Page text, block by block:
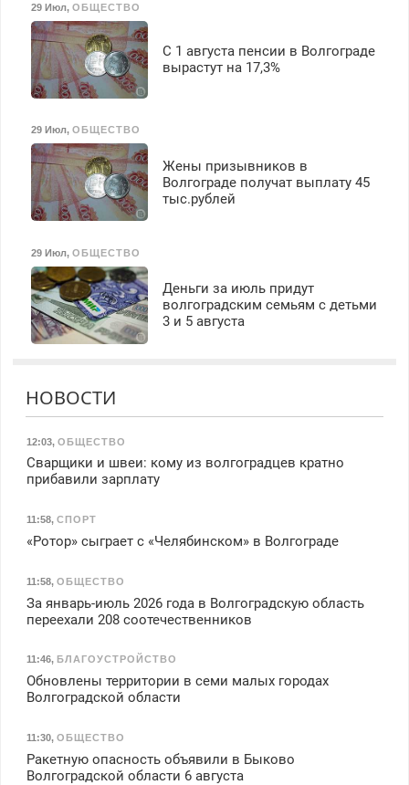
29 Июл, ОБЩЕСТВО
С 1 августа пенсии в Волгограде
вырастут на 17,3%
29 Июл, ОБЩЕСТВО
Жены призывников в
Волгограде получат выплату 45
тыс.рублей
29 Июл, ОБЩЕСТВО
Деньги за июль придут
волгоградским семьям с детьми
3 и 5 августа
НОВОСТИ
12:03, ОБЩЕСТВО
Сварщики и швеи: кому из волгоградцев кратно
прибавили зарплату
11:58, СПОРТ
«Ротор» сыграет с «Челябинском» в Волгограде
11:58, ОБЩЕСТВО
За январь-июль 2026 года в Волгоградскую область
переехали 208 соотечественников
11:46, БЛАГОУСТРОЙСТВО
Обновлены территории в семи малых городах
Волгоградской области
11:30, ОБЩЕСТВО
Ракетную опасность объявили в Быково
Волгоградской области 6 августа